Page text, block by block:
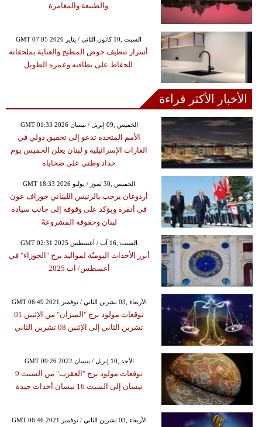
والطبيعة والمغامرة
GMT 07:05 2026 السبت ,10 كانون الثاني / يناير
أسرار تنظيف حوض المطبخ والعناية بملحقاته
للحفاظ على نظافته وعمره الطويل
الأخبار الأكثر قراءة
GMT 01:33 2026 الخميس ,09 إبريل / نيسان
الأمم المتحدة تدعو إلى تحقيق دولي في
الغارات الإسرائيلية و لبنان يعلن الخميس يوم
حداد وطني على ضحاياه
GMT 18:33 2026 الخميس ,30 تموز / يوليو
أردوغان يرحب بالرئيس اللبناني جوزاف عون
في أنقرة ويؤكد على وقوفه إلى جانب سيادة
لبنان وحقوقه المشروعةً
GMT 02:31 2025 السبت ,16 آب / أغسطس
أبرز الأحداث اليوميّة لمواليد برج "الجوزاء" في
أغسطس/ آب 2025
GMT 06:49 2021 الأربعاء ,03 تشرين الثاني / نوفمبر
توقعات مولود برج "الميزان" من الإثنين 01
تشرين الثاني إلى الإثنين 08 تشرين الثاني
GMT 09:26 2022 الأحد ,10 إبريل / نيسان
توقعات مولود برج "العقرب" من السبت 9
نيسان إلى السبت 16 نيسان أحداث جيدة
GMT 06:46 2021 الأربعاء ,03 تشرين الثاني / نوفمبر